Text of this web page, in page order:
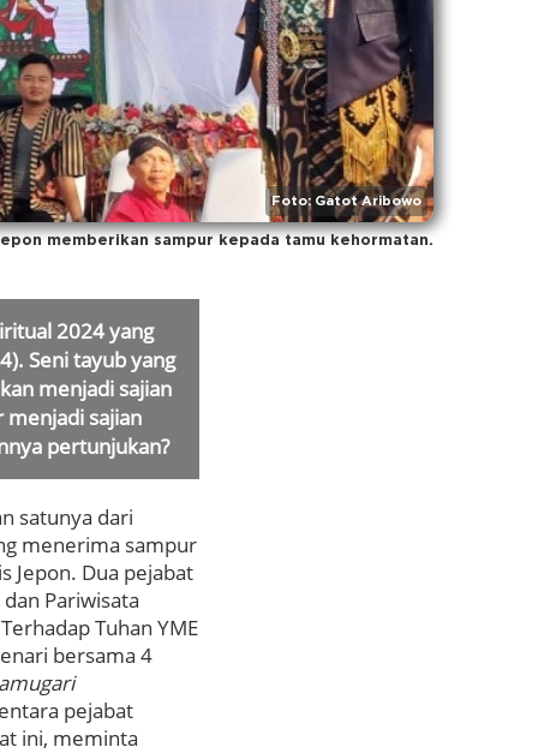
Foto: Gatot Aribowo
memberikan sampur kepada tamu kehormatan.
2024 yang
Seni tayub yang
menjadi sajian
sajian
pertunjukan?
satunya dari
menerima sampur
Jepon. Dua pejabat
Pariwisata
Tuhan YME
bersama 4
pejabat
ini, meminta